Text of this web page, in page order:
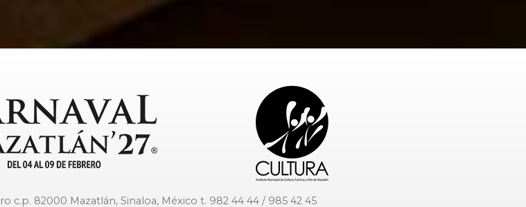
c.p. 82000 Mazatlán, Sinaloa, México t. 982 44 44 / 985 42 45